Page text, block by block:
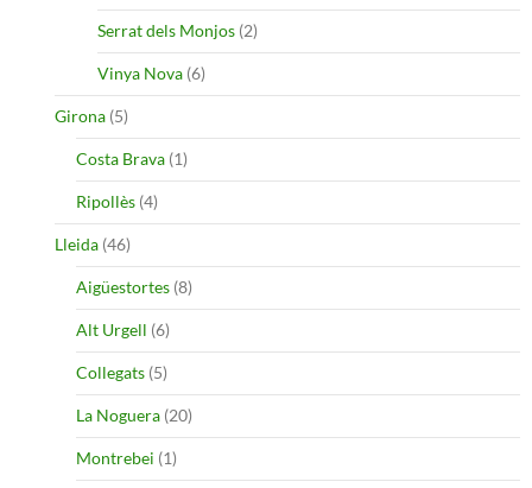
Serrat dels Monjos (2)
Vinya Nova (6)
Girona (5)
Costa Brava (1)
Ripollès (4)
Lleida (46)
Aigüestortes (8)
Alt Urgell (6)
Collegats (5)
La Noguera (20)
Montrebei (1)